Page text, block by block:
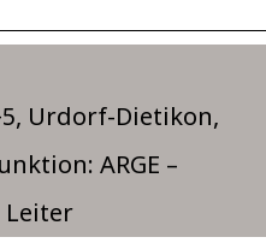
Urdorf-Dietikon,
ARGE –
Leiter